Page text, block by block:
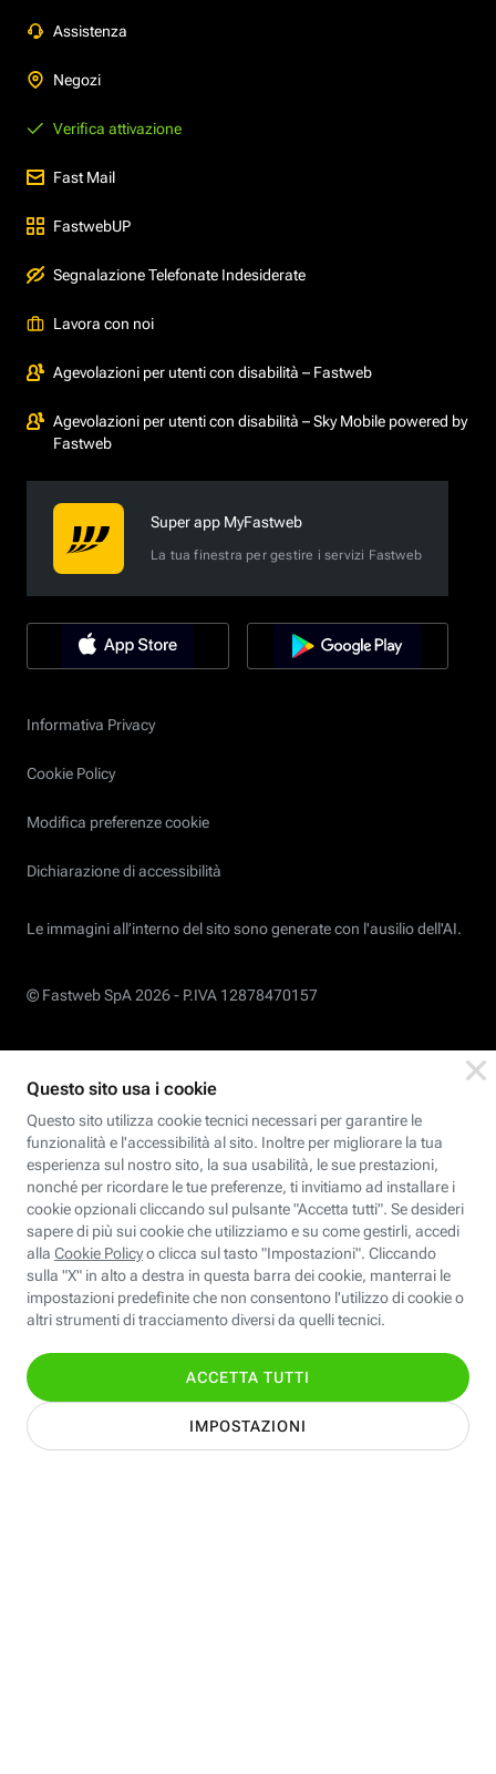
Assistenza
Negozi
Verifica attivazione
Fast Mail
FastwebUP
Segnalazione Telefonate Indesiderate
Lavora con noi
Agevolazioni per utenti con disabilità – Fastweb
Agevolazioni per utenti con disabilità – Sky Mobile powered by
Fastweb
Super app MyFastweb
La tua finestra per gestire i servizi Fastweb
Informativa Privacy
Cookie Policy
Modifica preferenze cookie
Dichiarazione di accessibilità
Le immagini all’interno del sito sono generate con l'ausilio dell'AI.
© Fastweb SpA 2026 - P.IVA 12878470157